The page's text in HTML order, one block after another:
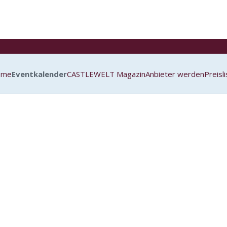
EventkalenderCASTLEWELT MagazinAnbieter werden